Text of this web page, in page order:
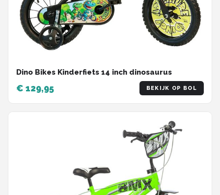
Dino Bikes Kinderfiets 14 inch dinosaurus
€ 129,95 BEKIJK OP BOL